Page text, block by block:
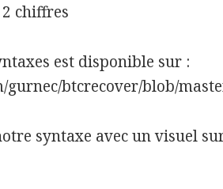
chiffres
est disponible sur :
btcrecover/blob/
syntaxe avec un visuel